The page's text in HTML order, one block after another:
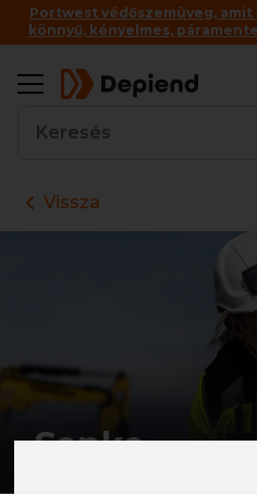
Portwest védőszemüveg,
könnyű, kényelmes,
Vissza
Sapka